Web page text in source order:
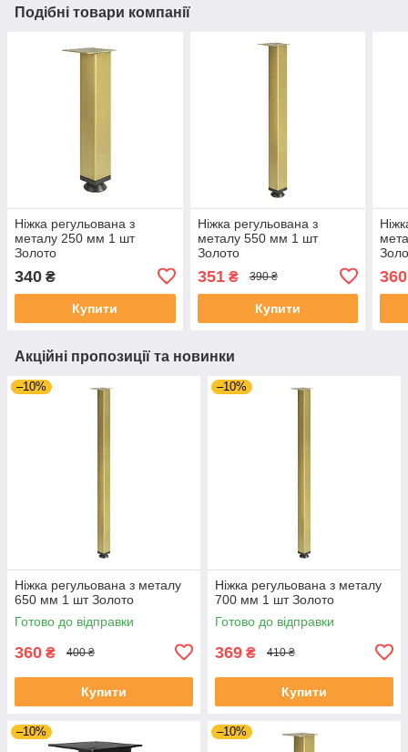
Подібні товари компанії
Ніжка регульована з
металу 250 мм 1 шт
Золото
340 ₴
Купити
Ніжка регульована з
металу 550 мм 1 шт
Золото
351₴ 390 ₴
Купити
360
Акційні пропозиції та новинки
–10%
Ніжка регульована з металу
650 мм 1 шт Золото
Готово до відправки
360 ₴ 400 ₴
Купити
–10%
Ніжка регульована з металу
700 мм 1 шт Золото
Готово до відправки
369 ₴ 410 ₴
Купити
–10% –10%